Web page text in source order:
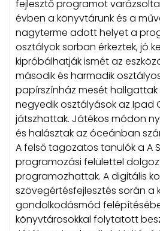
fejlesztő programot
évben a könyvtárunk és a
nagyterme adott helyet a
osztályok sorban érkeztek, jó
kipróbálhatják ismét az
második és harmadik
papírszínház mesét hallgattak
negyedik osztályások az Ipad
játszhattak. Játékos módon
és halásztak az óceánban
A felső tagozatos tanulók a A
programozási felülettel
programozhattak. A digitális
szövegértésfejlesztés során a
gondolkodásmód
könyvtárosokkal folytatott